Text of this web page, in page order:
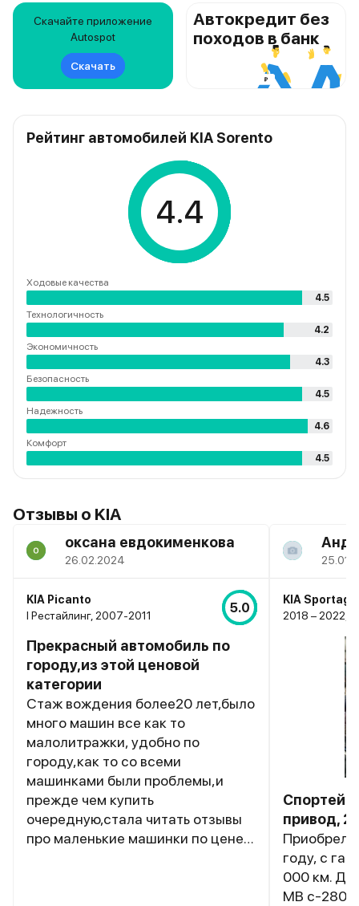
Скачайте приложение
Autospot
Скачать
Автокредит без
походов в банк
Рейтинг автомобилей KIA Sorento
4.4
Ходовые качества
4.5
Технологичность
4.2
Экономичность
4.3
Безопасность
4.5
Надежность
4.6
Комфорт
4.5
Отзывы о KIA
оксана евдокименкова
26.02.2024
KIA Picanto
I Рестайлинг, 2007-2011
5.0
Прекрасный автомобиль по
городу,из этой ценовой
категории
Стаж вождения более20 лет,было
много машин все как то
малолитражки, удобно по
городу,как то со всеми
машинками были проблемы,и
прежде чем купить
очередную,стала читать отзывы
про маленькие машинки по цене и
KIA Sportage
2018 – 2022,
привод,
Приобрел
году, с
000 км. До
МВ с-280,